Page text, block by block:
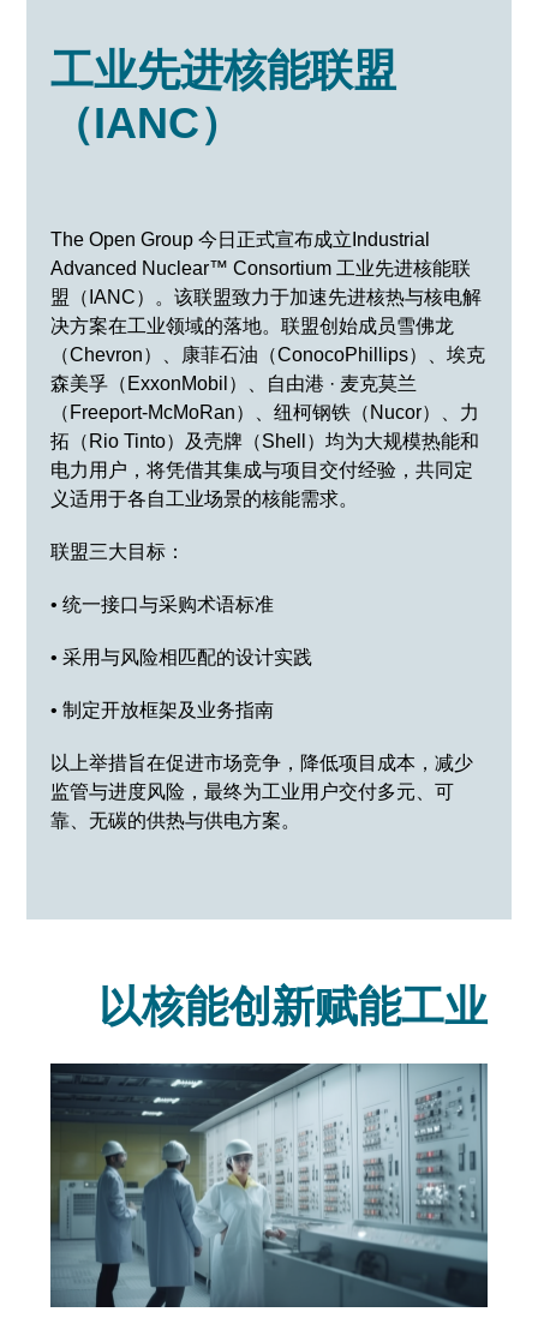
工业先进核能联盟
（IANC）
The Open Group 今日正式宣布成立Industrial
Advanced Nuclear™ Consortium 工业先进核能联
盟（IANC）。该联盟致力于加速先进核热与核电解
决方案在工业领域的落地。联盟创始成员雪佛龙
（Chevron）、康菲石油（ConocoPhillips）、埃克
森美孚（ExxonMobil）、自由港 · 麦克莫兰
（Freeport-McMoRan）、纽柯钢铁（Nucor）、力
拓（Rio Tinto）及壳牌（Shell）均为大规模热能和
电力用户，将凭借其集成与项目交付经验，共同定
义适用于各自工业场景的核能需求。
联盟三大目标：
• 统一接口与采购术语标准
• 采用与风险相匹配的设计实践
• 制定开放框架及业务指南
以上举措旨在促进市场竞争，降低项目成本，减少
监管与进度风险，最终为工业用户交付多元、可
靠、无碳的供热与供电方案。
以核能创新赋能工业